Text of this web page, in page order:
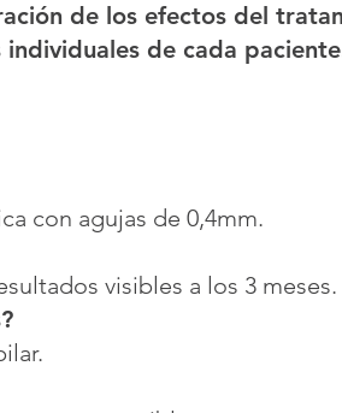
de los efectos del
de cada
con agujas de 0,4mm.
visibles a los 3 meses.